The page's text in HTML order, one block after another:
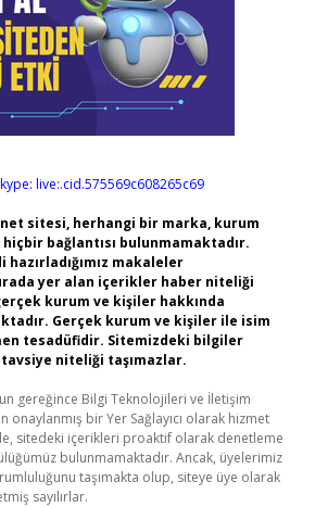
live:.cid.575569c608265c69
sitesi, herhangi bir marka, kurum
bağlantısı bulunmamaktadır.
hazırladığımız makaleler
yer alan içerikler haber niteliği
kurum ve kişiler hakkında
Gerçek kurum ve kişiler ile isim
tesadüfidir. Sitemizdeki bilgiler
niteliği taşımazlar.
gereğince Bilgi Teknolojileri ve İletişim
onaylanmış bir Yer Sağlayıcı olarak hizmet
sitedeki içerikleri proaktif olarak denetleme
bulunmamaktadır. Ancak, üyelerimiz
taşımakta olup, siteye üye olarak
sayılırlar.